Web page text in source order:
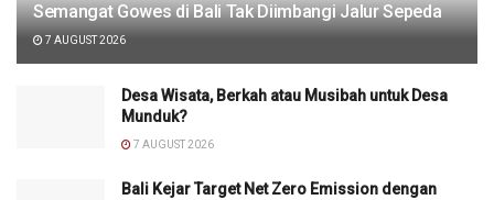
Semangat Gowes di Bali Tak Diimbangi Jalur Sepeda
7 AUGUST 2026
Desa Wisata, Berkah atau Musibah untuk Desa
Munduk?
7 AUGUST 2026
Bali Kejar Target Net Zero Emission dengan